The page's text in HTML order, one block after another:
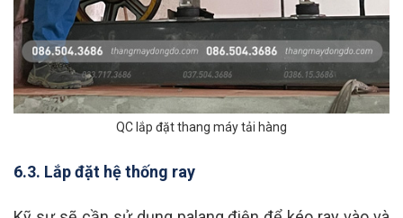
QC lắp đặt thang máy tải hàng
6.3. Lắp đặt hệ thống ray